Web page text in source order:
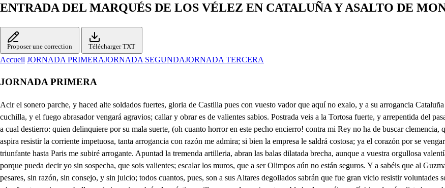
ENTRADA DEL MARQUÉS DE LOS VÉLEZ EN CATALUÑA Y ASALTO DE
Proposer une correction Télécharger TXT
Accueil JORNADA PRIMERAJORNADA SEGUNDAJORNADA TERCERA
JORNADA PRIMERA
Acir el sonero parche, y haced alte soldados fuertes, gloria de Castilla pues con vuesto vador que aquí no exalo, y a su arrogancia Cataluña humilla; entrad, robad, dad saco, que al asalto de Barcelona, sola la cuchilla, y el fuego abrasador vengará agravios; callar y obrar es de valientes sabios. Postrada veis a la Tortosa fuerte, y arrepentida del pasado yerro, mas que importa, callad, porque la muerte a cual he de intimar, y a cual destierro: quien delinquiere por su mala suerte, (oh cuanto horror en este pecho encierro! contra mi Rey no ha de buscar clemencia, que de muerte le firmo la sentencia. Ya estamos en Cambríls que altivo aspira resistir la corriente impetuosa, tanta arrogancia con razón me admira; si bien la empresa le saldrá costosa; ya el corazón por se vengar suspira, todos han de morir, que no reposa un Capitán cual yo; porque triunfante hasta Paris me subiré arrogante. Apuntad la tremenda artilleria, abran las balas dilatada brecha, aunque a vuestra orgullosa valentía a acabar, y rendir siempre tan hecha; poco importa el abrir, mejor sería, porque pueda decir yo sin sospecha, que sois valientes; escalar los muros, que a ser Olimpos aún no están seguros. Y a sabéis que al Guzman, al de olivares hacéis en esto grato sacrificio a quien esta nación da mil pesares, sin razón, sin consejo, y sin juicio; todos cuantos, pues, son a sus Altares degollados sabrán que fue gran vicio resistir voluntades soberanas, principalmente las que son Gusmanas. Los mosos pues han de ir a las fronteras si son robullos y de ingenio, y brío, los rústicos villanos a galeras, (presto pobladas las veréis confío) los demás alistados en banderas trasladados iran al Norte frío, o a Portugal porque han de ver mas mundo, que en esto solo mi venganza fundo, Los Clerigos, los Frailes, y aún las monjas a degollar los tengo condenados, o a destierro fatal, y aún son lisonjas, según de ellos estamos agraviados, de sangre estas campañas como esponjas empapadas verán, si mis cuidados llegan de la venganza al fin que miro; . pues por cruelde hoy más de mí me admiro: Batidla estrada, ved si alguno alcanza impedir la empezada batería; ea fuertes leones, la venganzas compita con vuestra alta valentía, no quede de esta villa semejanza, no haya más Cataluña, Patria mía fue, pero siendo al gran Felipe ingrata traidor será quien defenderla trata. Alarma, alarma, pues, al muro, al muro, aplicad los aceros, viva España, ea Españoles fuertes, cuan seguro milito cuando estáis en la campaña: ya atiendo a todos ya aligual procuro mirar de todos una y otra hazaña, proseguid que la fama se hace lenguas: villanas men mbrils conozca sus Dios te guarde. Qué ha sido? Que el caballo del General han muerto Mal agüero. Ánimo, viva España, que en esto halle gabado el Principado por quien muero d Afír y dijo fiero, presa te tengo, así cenmigo digo, rimipado mi enemigo. reso es Parece que desdel muro un blanco lienzo han sacudo. Vaya un trompeta; y cuidado. Qué es partido conjeturo. Catalán falso, y perjuro ahora con eso sales cuando a las armas reales te has atrevido insolente; un rayo tienes presente por cúmulo de tus males. Dicen señor que apartido se te quieren entregar. Y qué partido he de dar? Salva la vida han pedido. Digan que lo he concedido, y doy la palabra Real; Pero calla desleal, que no ablandas mi furor sino con sangre y rigor. No temáis no os hará mal. 1. A vuestras plantas señor rendidos nos ofrecemos, que aunque peleado habemos todo fue por nuestro honor: Haced como a vencedor noble, perdonando entrad, que es mas triunfo y majestad perdonar a los rendidos, Que no el pisadlas vencidos perdón señor: Levantad. 2. Con llanto señor las llaves A esas plantas arrojamos, cuando ni mirar osamos enojos, puesto que graves: usad de medios suaves, Que si sujetar queréis los pechos que aquí no veis ha de ser con grande amor, y sino advertid señor, Que jamás los venceréis. Quién es aquí el Capitán, que con tal reputación a sustentado el tesón? Los Cónsules lo dirán 1. Un famoso Catalán, que es de Rocafort Barón. Conftorma y con gran razón El nombre, mas dónde queda? A vuestros pies, porque pueda lograr mi heroito blasón. Sois un valiente soldado, Mas no sois leal al Rey. Si el Rey va contra la ley, ya quedo justificado. A su Rey debe el criado Sea justo, o no sea justo obedecer. . Es injusto. Por principio de piedad aquel Cónsul me ahorcad, Así me vengo a mi gusto . Pocos somos, mas qué importa si vuestros valientes bríos tienen por grata lisonja el festejarse un peligro. Esa Ara a quien quemá el Sol tanta cantidad de pinos, que al caduco tiempo ofrecen abrasado sacrificio. Esa pesadumbre excelsa, ese del mundo obelisco si sobrecejo a los mares, de los cielos paso limpios. Ese eminente portento de aquestos collados brinco de vuestras hazañas grandes viene a ser claro testigo. Desde estos montes soberbios del Alba, y el Sol registros, hemos de salir ahora a dar envidias a Pirro. Ea valiente Cabañas, que pues dáis a Marte quinto asombros, dad a la Patria de vuestro valor prodigios. Y vos gallardo Casellas cuyo gran valor admiro, y en quien descansará el cargo del sustentar a Calisto. Ea Almugabares fuertes, cuyo nombre ya está escrito, (para mayori gloria vuestra) del tiempo en los pergaminos; Vosotros cuyos alientos ignoran el ser vencidos, y arbitros en las batallas dais las victorias que miro. Vosotros que sois egemplo de los mismos enemigos, pues si saben pelear es en fe de haberos visto. Vosotros que en toscas pieles tan de la muerte ministros sois, que aún las ventajas os libra en lo ejecutivo. Vosotros que cuando el mundo da treguas a los seidos os vinculáis las victorias, y os consagráis los peligros. Vosotros que duras peña, son siempre albergue succinto moderlo de vuestros pechos, y de vuestra gloria nichos. Vosotros pues atendedme, que en vuestras pistolas libro la máquina más segura de mis valientes designios. Pues sois rostados pebetes del rojo Planeta Cintio, y os examina de Fénix, rayo a rayo, o hilo a hilo. Mirad por la Patria illustre en cuyas campañas miro ejércitos formidables; yo, Guérdere el cielo. . Oh amí Que hay del campo del Marqués, Cambrís como ha resistido de ejclcito tan pujante irrogancias, y bríos dígate mi desaliento la deseracia que suspiro el horror Di que valorte Digo desgracia que su Llegaba el General aquella fiera hijo de Cataluña, o quien pudiera comérsele a bocados, mitigara algún tanto los cuidados. que de vengarte tengo: Catalan no he de ser, si no te vengo, pero quede a mi cuenta! su ejército en Cambríls fiero presenta de quince mil infantes, y cuatro mil caballos, no te espantes! Cómo